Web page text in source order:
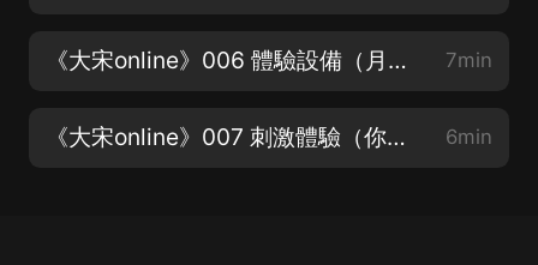
《大宋online》006 體驗設備（月票刷起來~） 7min
《大宋online》007 刺激體驗（你喜歡這個故事嗎~） 6min